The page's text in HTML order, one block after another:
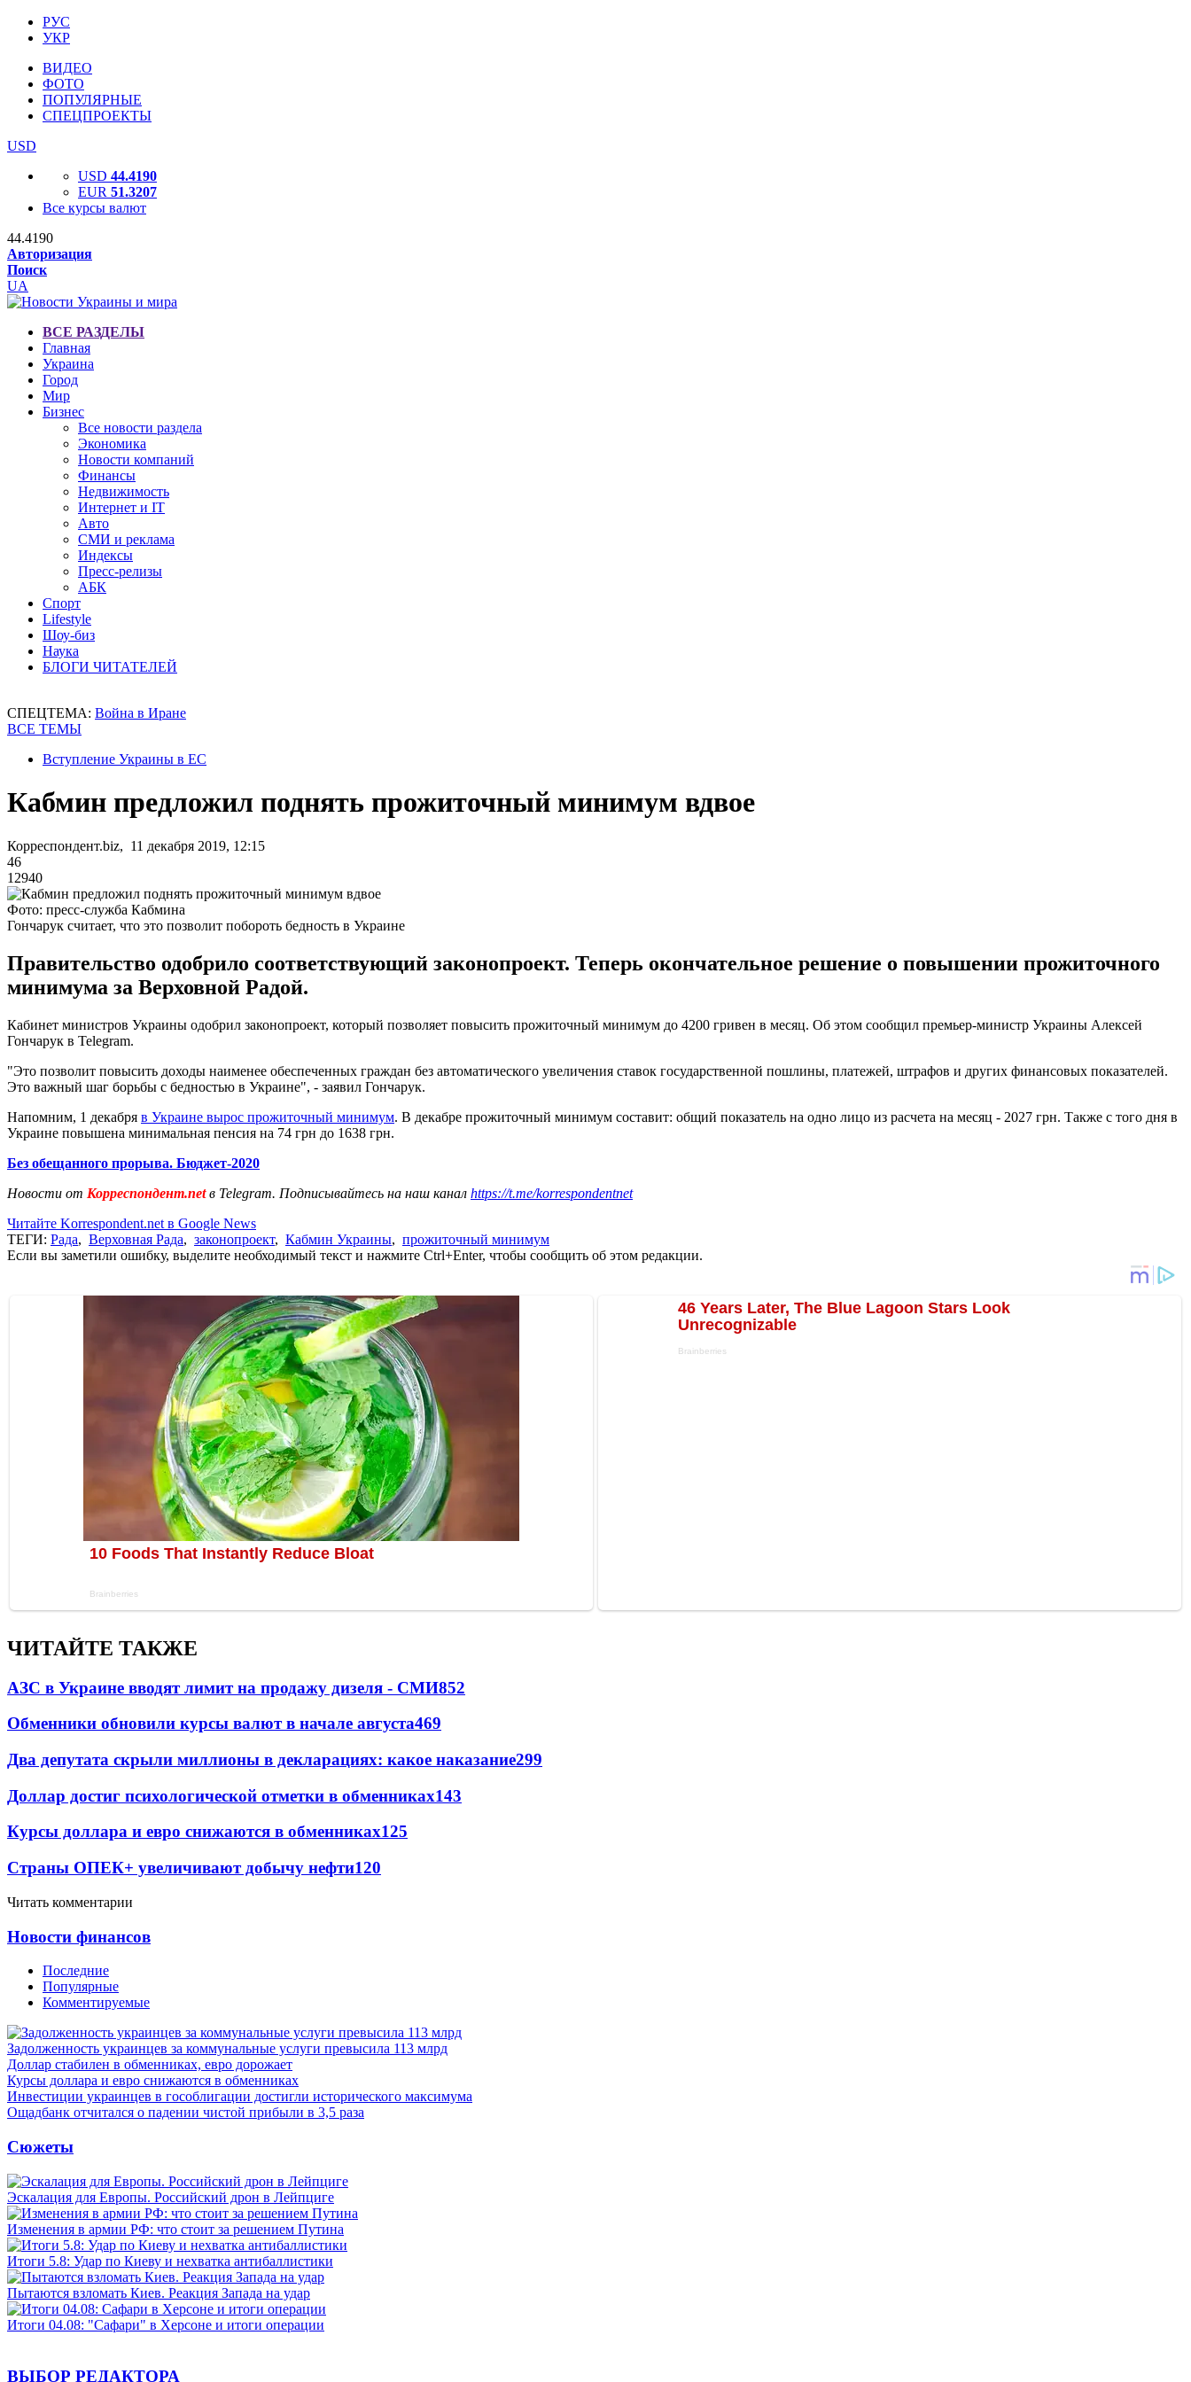
РУС
УКР
ВИДЕО
ФОТО
ПОПУЛЯРНЫЕ
СПЕЦПРОЕКТЫ
USD
USD 44.4190
EUR 51.3207
Все курсы валют
44.4190
Авторизация
Поиск
UA
ВСЕ РАЗДЕЛЫ
Главная
Украина
Город
Мир
Бизнес
Все новости раздела
Экономика
Новости компаний
Финансы
Недвижимость
Интернет и IT
Авто
СМИ и реклама
Индексы
Пресс-релизы
АБК
Спорт
Lifestyle
Шоу-биз
Наука
БЛОГИ ЧИТАТЕЛЕЙ
СПЕЦТЕМА: Война в Иране
ВСЕ ТЕМЫ
Вступление Украины в ЕС
Кабмин предложил поднять прожиточный минимум вдвое
Корреспондент.biz, 11 декабря 2019, 12:15
46
12940
Фото: пресс-служба Кабмина
Гончарук считает, что это позволит побороть бедность в Украине
Правительство одобрило соответствующий законопроект. Теперь окончательное решение о повышении прожиточного
минимума за Верховной Радой.
Кабинет министров Украины одобрил законопроект, который позволяет повысить прожиточный минимум до 4200 гривен в месяц. Об этом сообщил премьер-министр Украины Алексей
Гончарук в Telegram.
"Это позволит повысить доходы наименее обеспеченных граждан без автоматического увеличения ставок государственной пошлины, платежей, штрафов и других финансовых показателей.
Это важный шаг борьбы с бедностью в Украине", - заявил Гончарук.
Напомним, 1 декабря в Украине вырос прожиточный минимум. В декабре прожиточный минимум составит: общий показатель на одно лицо из расчета на месяц - 2027 грн. Также с того дня в
Украине повышена минимальная пенсия на 74 грн до 1638 грн.
Без обещанного прорыва. Бюджет-2020
Новости от Корреспондент.netв Telegram. Подписывайтесь на наш канал https://t.me/korrespondentnet
Читайте Korrespondent.net в Google News
ТЕГИ: Рада, Верховная Рада, законопроект, Кабмин Украины, прожиточный минимум
Если вы заметили ошибку, выделите необходимый текст и нажмите Ctrl+Enter, чтобы сообщить об этом редакции.
ЧИТАЙТЕ ТАКЖЕ
АЗС в Украине вводят лимит на продажу дизеля - СМИ852
Обменники обновили курсы валют в начале августа469
Два депутата скрыли миллионы в декларациях: какое наказание299
Доллар достиг психологической отметки в обменниках143
Курсы доллара и евро снижаются в обменниках125
Страны ОПЕК+ увеличивают добычу нефти120
Читать комментарии
Новости финансов
Последние
Популярные
Комментируемые
Задолженность украинцев за коммунальные услуги превысила 113 млрд
Доллар стабилен в обменниках, евро дорожает
Курсы доллара и евро снижаются в обменниках
Инвестиции украинцев в гособлигации достигли исторического максимума
Ощадбанк отчитался о падении чистой прибыли в 3,5 раза
Сюжеты
Эскалация для Европы. Российский дрон в Лейпциге
Изменения в армии РФ: что стоит за решением Путина
Итоги 5.8: Удар по Киеву и нехватка антибаллистики
Пытаются взломать Киев. Реакция Запада на удар
Итоги 04.08: "Сафари" в Херсоне и итоги операции
ВЫБОР РЕДАКТОРА